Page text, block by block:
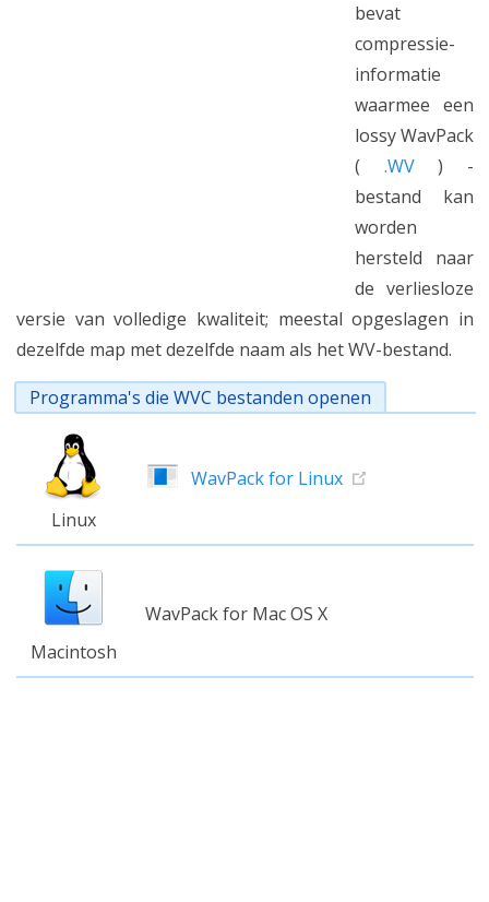
bevat
compressie-
informatie
waarmee een
lossy WavPack
( .WV) -
bestand kan
worden
hersteld naar
de verliesloze
versie van volledige kwaliteit; meestal opgeslagen in
dezelfde map met dezelfde naam als het WV-bestand.
Programma's die WVC bestanden openen
Linux
WavPack for Linux
Macintosh
WavPack for Mac OS X